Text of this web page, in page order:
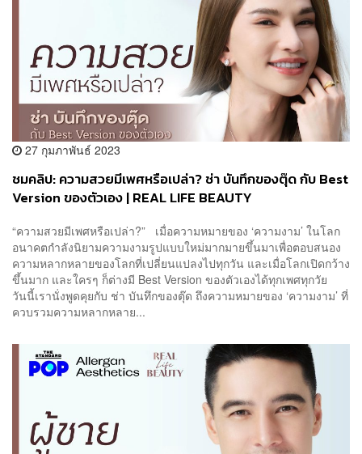
27 กุมภาพันธ์ 2023
ชมคลิป: ความสวยมีเพศหรือเปล่า? ช่า บันทึกของตุ๊ด กับ Best
Version ของตัวเอง | REAL LIFE BEAUTY
“ความสวยมีเพศหรือเปล่า?” เมื่อความหมายของ ‘ความงาม’ ในโลก
อนาคตกำลังนิยามความงามรูปแบบใหม่มากมายขึ้นมาเพื่อตอบสนอง
ความหลากหลายของโลกที่เปลี่ยนแปลงไปทุกวัน และเมื่อโลกเปิดกว้าง
ขึ้นมาก และใครๆ ก็ต่างมี Best Version ของตัวเองได้ทุกเพศทุกวัย
วันนี้เรานั่งพูดคุยกับ ช่า บันทึกของตุ๊ด ถึงความหมายของ ‘ความงาม’ ที่
ควบรวมความหลากหลาย...